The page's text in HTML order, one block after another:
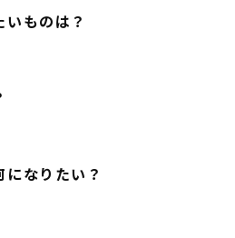
ものは？
なりたい？